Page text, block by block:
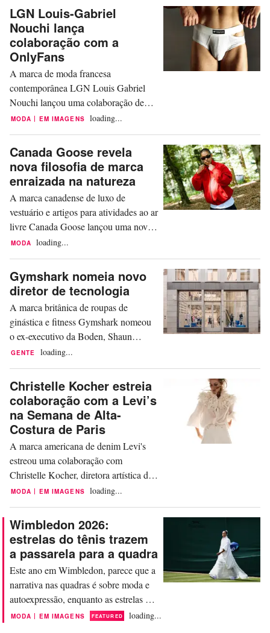
a modelo, atriz e dançarina britânica, e
irmã mais nova da popstar global Dua
Lipa, ajudará a responder à pergunta
mais feita no mundo da moda: “O que
vestir para…?”...
LGN Louis-Gabriel
Nouchi lança
colaboração com a
OnlyFans
A marca de moda francesa
contemporânea LGN Louis Gabriel
Nouchi lançou uma colaboração de
edição limitada com a plataforma
os criadores podem monetizar
conteúdo exclusivo diretamente de seus
seguidores. A coleção de três peças,
que estreou durante a Paris Men’s
Fashion Week, continua a exploração
de Nouchi...
MODA | EM IMAGENS loading...
Canada Goose revela
nova filosofia de marca
enraizada na natureza
A marca canadense de luxo de
vestuário e artigos para atividades ao ar
livre Canada Goose lançou uma nova
plataforma de marca de longo prazo, a
redefinir a relação entre “desempenho,
artesanato e o mundo natural” e
aprofundar sua conexão com a
natureza. Estreando com a coleção de
verão de 2026, a Canada Goose...
MODA loading...
Gymshark nomeia novo
diretor de tecnologia
A marca britânica de roupas de
ginástica e fitness Gymshark nomeou
o ex-executivo da Boden, Shaun
Perkinson, como seu novo diretor de
que está se aposentando. Perkinson
chega à Gymshark vindo da Al Waha
Travel Retailer, da Arábia Saudita,
onde atuou como diretor de tecnologia
de setembro de 2025 a julho de...
GENTE loading...
Christelle Kocher estreia
colaboração com a Levi’s
na Semana de Alta-
Costura de Paris
A marca americana de denim Levi's
estreou uma colaboração com
Christelle Kocher, diretora artística da
Maison Lemarié, durante a Semana de
apresentar “uma reinterpretação radical
do denim”. A coleção de 10 peças
reinventa o denim americano através
“das lentes do savoir-faire da alta-
costura francesa”,...
MODA | EM IMAGENS loading...
Wimbledon 2026:
estrelas do tênis trazem
a passarela para a quadra
Este ano em Wimbledon, parece que a
narrativa nas quadras é sobre moda e
autoexpressão, enquanto as estrelas do
tênis e seus patrocinadores de marcas
MODA | EM IMAGENS FEATURED loading...